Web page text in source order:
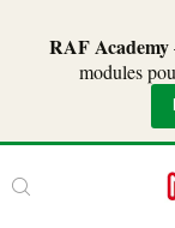
RAF Academy
modules